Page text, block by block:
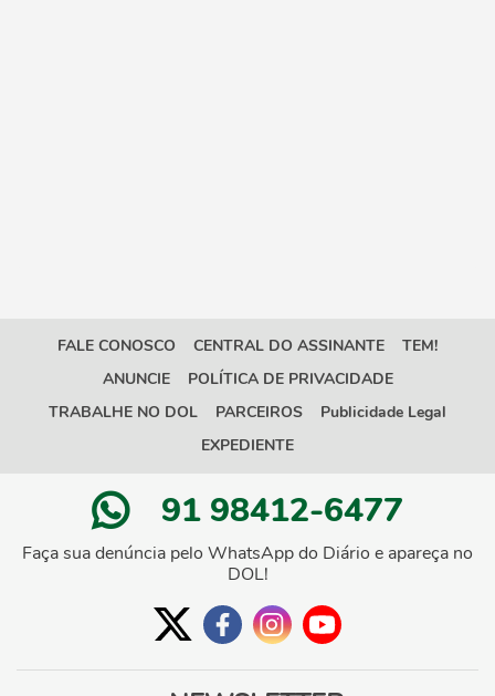
FALE CONOSCO CENTRAL DO ASSINANTE
TEM!
ANUNCIE
POLÍTICA DE PRIVACIDADE
TRABALHE NO DOL
PARCEIROS
Publicidade Legal
EXPEDIENTE
91 98412-6477
Faça sua denúncia pelo WhatsApp do Diário e apareça no
DOL!